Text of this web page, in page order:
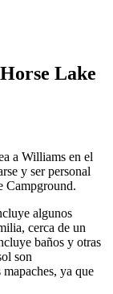
Lake
a Williams en el
y ser personal
Campground.
algunos
cerca de un
baños y otras
son
ya que